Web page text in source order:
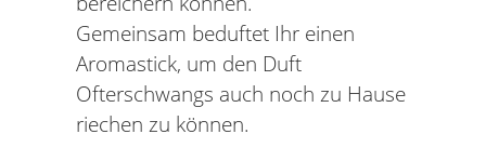
Gemeinsam beduftet Ihr einen
Aromastick, um den Duft
Ofterschwangs auch noch zu Hause
riechen zu können.